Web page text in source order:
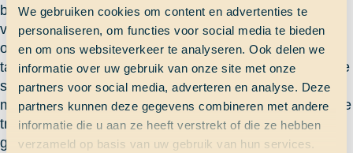
We gebruiken cookies om content en advertenties te
personaliseren, om functies voor social media te bieden
en om ons websiteverkeer te analyseren. Ook delen we
informatie over uw gebruik van onze site met onze
partners voor social media, adverteren en analyse. Deze
partners kunnen deze gegevens combineren met andere
informatie die u aan ze heeft verstrekt of die ze hebben
verzameld op basis van uw gebruik van hun services.
beneden om de schoonmaak te checken. Ik trek mijn
vinger over een randje, geen stof. Ik voel op de grond
onder de trap, geen stof. Ik kijk bij de randjes onder de
tafels, GEEN STOF. Wow, ik geloof mijn ogen niet… De
schoonmaakatleten hebben een tijd gezet van 37
minuten, EEN NIEUW RECORD. Mijn ogen beginnen te
tranen, nooit maar dan ook echt nooit ben ik zo trots
geweest op mijn kanjers. Dit moet beloond worden met